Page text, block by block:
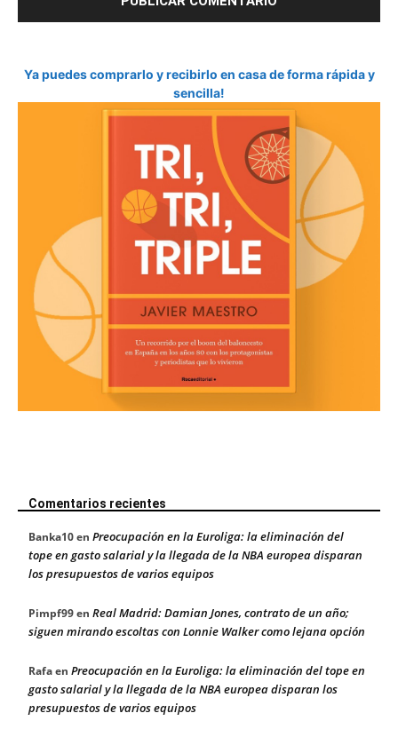
Ya puedes comprarlo y recibirlo en casa de forma rápida y
sencilla!
Comentarios recientes
Banka10en Preocupación en la Euroliga: la eliminación del
tope en gasto salarial y la llegada de la NBA europea disparan
los presupuestos de varios equipos
Pimpf99en Real Madrid: Damian Jones, contrato de un año;
siguen mirando escoltas con Lonnie Walker como lejana opción
Rafaen Preocupación en la Euroliga: la eliminación del tope en
gasto salarial y la llegada de la NBA europea disparan los
presupuestos de varios equipos